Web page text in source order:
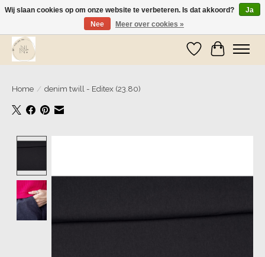
Wij zijn op vakantie! Vanaf zaterdag 9 mei worden er weer pakketjes verzonden
Verlanglijst
Home / denim twill - Editex (23.80)
Wij slaan cookies op om onze website te verbeteren. Is dat akkoord?
Ja
Nee
Meer over cookies »